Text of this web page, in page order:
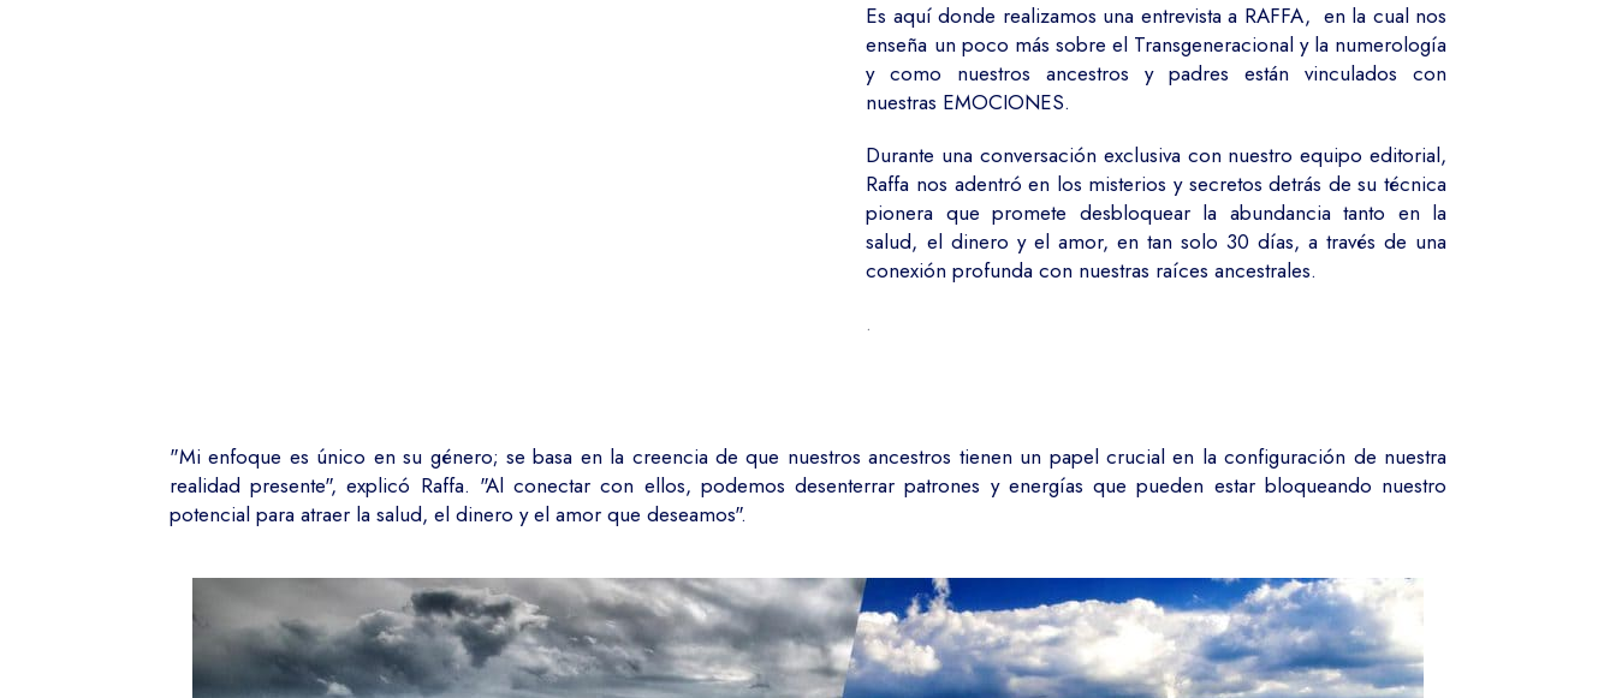
Es aquí donde realizamos una entrevista a RAFFA, en la cual nos
enseña un poco más sobre el Transgeneracional y la numerología
y como nuestros ancestros y padres están vinculados con
nuestras EMOCIONES.
Durante una conversación exclusiva con nuestro equipo editorial,
Raffa nos adentró en los misterios y secretos detrás de su técnica
pionera que promete desbloquear la abundancia tanto en la
salud, el dinero y el amor, en tan solo 30 días, a través de una
conexión profunda con nuestras raíces ancestrales.
.
"Mi enfoque es único en su género; se basa en la creencia de que nuestros ancestros tienen un papel crucial en la configuración de nuestra
realidad presente", explicó Raffa. "Al conectar con ellos, podemos desenterrar patrones y energías que pueden estar bloqueando nuestro
potencial para atraer la salud, el dinero y el amor que deseamos".